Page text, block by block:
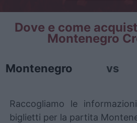
Dove e come
Montenegro
Montenegro vs
Raccogliamo le
biglietti per la partita